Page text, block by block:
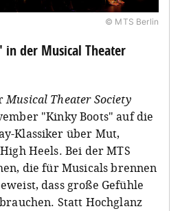
© MTS Berlin
in der Musical Theater
Musical Theater Society
"Kinky Boots" auf die
Klassiker über Mut,
Heels. Bei der MTS
die für Musicals brennen
dass große Gefühle
Statt Hochglanz